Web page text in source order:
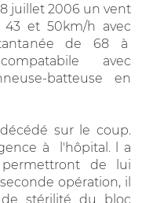
juillet 2006 un vent
43 et 50km/h avec
de 68 à
avec
batteuse en
sur le coup.
à l'hôpital. l a
de lui
opération, il
stérilité du bloc